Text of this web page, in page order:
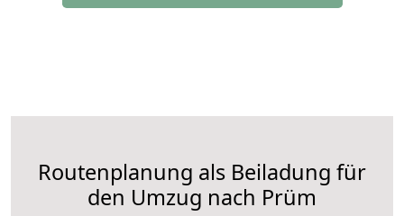
Routenplanung als Beiladung für
den Umzug nach Prüm